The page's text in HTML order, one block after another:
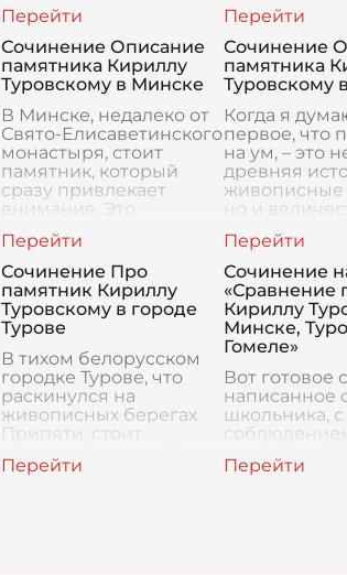
выдающемуся
святителю XII века, чьё
имя навсегда останется
вписанным в летопись
сильно это
когда
ряд
Сочинение Описание
памятника Кириллу
Туровскому в Минске
В Минске, недалеко от
Свято-Елисаветинского
монастыря, стоит
памятник, который
сразу привлекает
внимание. Это
Туровскому,
древнерусскому
святому, жившему еще
в XII
Сочинение
памятника
Туровскому
Когда я
первое, что
на ум, – это
древняя
живописные
но и
Туровскому,
наставнику
Сочинение Про
памятник Кириллу
Туровскому в городе
Турове
В тихом белорусском
городке Турове, что
раскинулся на
живописных берегах
Припяти, стоит
меня значит больше,
Сочинение
«Сравнение
Кириллу
Минске,
Гомеле»
Вот готовое
написанное
школьника, с
впервые